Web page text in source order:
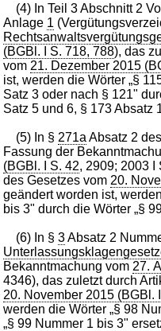
(4) In Teil 3 Abschnitt 2
Anlage 1
(BGBl. I S. 718, 788), das
vom 21. Dezember 2015
ist, werden die Wörter „§
Satz 3 oder nach § 121"
Satz 5 und 6, § 173 Absatz
(5) In § 271a Absatz 2 des
Fassung der
(BGBl. I S. 42, 2909; 2003 I
des Gesetzes vom 20.
geändert worden ist,
bis 3" durch die Wörter „§
(6) In §3Absatz 2
Bekanntmachung vom 27.
4346), das zuletzt durch
20. November 2015 (BGBl.
werden die Wörter „§ 98
„§ 99 Nummer 1 bis 3"